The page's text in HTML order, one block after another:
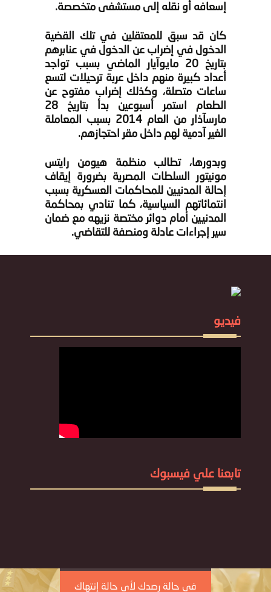
إسعافه أو نقله إلى مستشفى متخصصة.
كان قد سبق للمعتقلين في تلك القضية
الدخول في إضراب عن الدخول في عنابرهم
بتاريخ 20 مايوآيار الماضي بسبب تواجد
أعداد كبيرة منهم داخل عربة ترحيلات لتسع
ساعات متصلة، وكذلك إضراب مفتوح عن
الطعام استمر أسبوعين بدأ بتاريخ 28
مارسآذار من العام 2014 بسبب المعاملة
الغير آدمية لهم داخل مقر احتجازهم.
وبدورها، تطالب منظمة هيومن رايتس
مونيتور السلطات المصرية بضرورة إيقاف
إحالة المدنيين للمحاكمات العسكرية بسبب
انتمائاتهم السياسية، كما تنادي بمحاكمة
المدنيين أمام دوائر مختصة نزيهه مع ضمان
سير إجراءات عادلة ومنصفة للتقاضي.
فيديو
تابعنا علي فيسبوك
في حالة رصدك لأي حالة إنتهاك